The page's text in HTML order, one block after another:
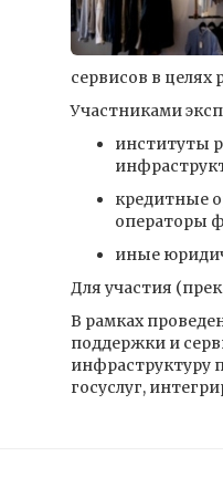
сервисов в целях
Участниками
институты
кредитные
операторы
иные
Для участия
В рамках
поддержки и
инфраструктуру
госуслуг,